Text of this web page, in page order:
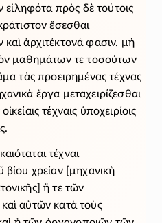
εἰληφότα πρὸς δὲ τούτοις
ἔσεσθαι
ἀρχιτέκτονά φασιν. μὴ
μαθημάτων τε τοσούτων
τὰς προειρημένας τέχνας
ἔργα μεταχειρίζεσθαι
τέχναις ὑποχειρίοις
τέχναι
χρείαν [μηχανικὴ
ἥ τε τῶν
αὐτῶν κατὰ τοὺς